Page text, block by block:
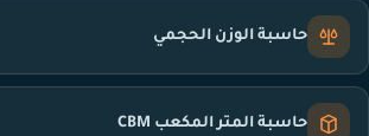
حاسبة الوزن الحجمي
حاسبة المتر المكعب CBM